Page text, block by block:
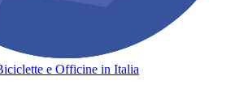
e Officine in Italia